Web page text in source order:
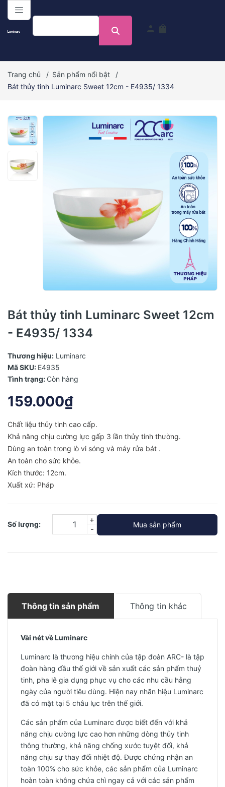
menu
person shopping_bag
Trang chủ / Sản phẩm nổi bật
/
Bát thủy tinh Luminarc Sweet 12cm - E4935/ 1334
Bát thủy tinh Luminarc Sweet 12cm
- E4935/ 1334
Thương hiệu: Luminarc
Mã SKU: E4935
Tình trạng: Còn hàng
159.000₫
Chất liệu thủy tinh cao cấp.
Khả năng chịu cường lực gấp 3 lần thủy tinh thường.
Dùng an toàn trong lò vi sóng và máy rửa bát .
An toàn cho sức khỏe.
Kích thước: 12cm.
Xuất xứ: Pháp
Số lượng:
-
+
Mua sản phẩm
Thông tin sản phẩm Thông tin khác
Vài nét về Luminarc
Luminarc là thương hiệu chính của tập đoàn ARC- là tập
đoàn hàng đầu thế giới về sản xuất các sản phẩm thuỷ
tinh, pha lê gia dụng phục vụ cho các nhu cầu hằng
ngày của người tiêu dùng. Hiện nay nhãn hiệu Luminarc
đã có mặt tại 5 châu lục trên thế giới.
Các sản phẩm của Luminarc được biết đến với khả
năng chịu cường lực cao hơn những dòng thủy tinh
thông thường, khả năng chống xước tuyệt đối, khả
năng chịu sự thay đổi nhiệt độ. Được chứng nhận an
toàn 100% cho sức khỏe, các sản phẩm của Luminarc
hoàn toàn không chứa chì ngay cả với các sản phẩm